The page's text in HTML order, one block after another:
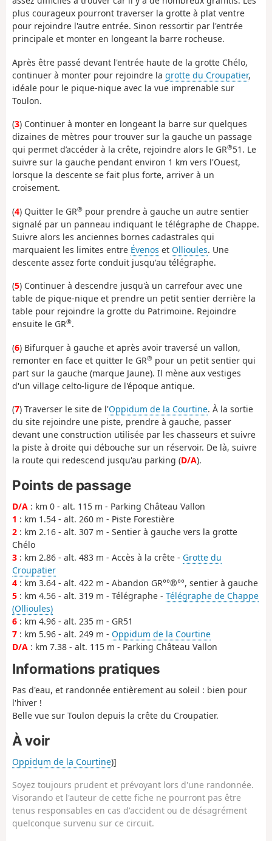
plus courageux pourront traverser la grotte à plat ventre
pour rejoindre l'autre entrée. Sinon ressortir par l'entrée
principale et monter en longeant la barre rocheuse.
Après être passé devant l'entrée haute de la grotte Chélo,
continuer à monter pour rejoindre la grotte du Croupatier,
idéale pour le pique-nique avec la vue imprenable sur
Toulon.
(3) Continuer à monter en longeant la barre sur quelques
dizaines de mètres pour trouver sur la gauche un passage
qui permet d’accéder à la crête, rejoindre alors le GR®51. Le
suivre sur la gauche pendant environ 1 km vers l'Ouest,
lorsque la descente se fait plus forte, arriver à un
croisement.
(4) Quitter le GR® pour prendre à gauche un autre sentier
signalé par un panneau indiquant le télégraphe de Chappe.
Suivre alors les anciennes bornes cadastrales qui
marquaient les limites entre Évenos et Ollioules. Une
descente assez forte conduit jusqu'au télégraphe.
(5) Continuer à descendre jusqu'à un carrefour avec une
table de pique-nique et prendre un petit sentier derrière la
table pour rejoindre la grotte du Patrimoine. Rejoindre
ensuite le GR®.
(6) Bifurquer à gauche et après avoir traversé un vallon,
remonter en face et quitter le GR® pour un petit sentier qui
part sur la gauche (marque Jaune). Il mène aux vestiges
d'un village celto-ligure de l'époque antique.
(7) Traverser le site de l'Oppidum de la Courtine. À la sortie
du site rejoindre une piste, prendre à gauche, passer
devant une construction utilisée par les chasseurs et suivre
la piste à droite qui débouche sur un réservoir. De là, suivre
la route qui redescend jusqu'au parking (D/A).
Points de passage
D/A : km 0 - alt. 115 m - Parking Château Vallon
1 : km 1.54 - alt. 260 m - Piste Forestière
2 : km 2.16 - alt. 307 m - Sentier à gauche vers la grotte
Chélo
3 : km 2.86 - alt. 483 m - Accès à la crête - Grotte du
Croupatier
4 : km 3.64 - alt. 422 m - Abandon GR°°®°°, sentier à gauche
5 : km 4.56 - alt. 319 m - Télégraphe - Télégraphe de Chappe
(Ollioules)
6 : km 4.96 - alt. 235 m - GR51
7 : km 5.96 - alt. 249 m - Oppidum de la Courtine
D/A : km 7.38 - alt. 115 m - Parking Château Vallon
Informations pratiques
Pas d'eau, et randonnée entièrement au soleil : bien pour
l'hiver !
Belle vue sur Toulon depuis la crête du Croupatier.
À voir
Oppidum de la Courtine)]
Soyez toujours prudent et prévoyant lors d'une randonnée.
Visorando et l'auteur de cette fiche ne pourront pas être
tenus responsables en cas d'accident ou de désagrément
quelconque survenu sur ce circuit.